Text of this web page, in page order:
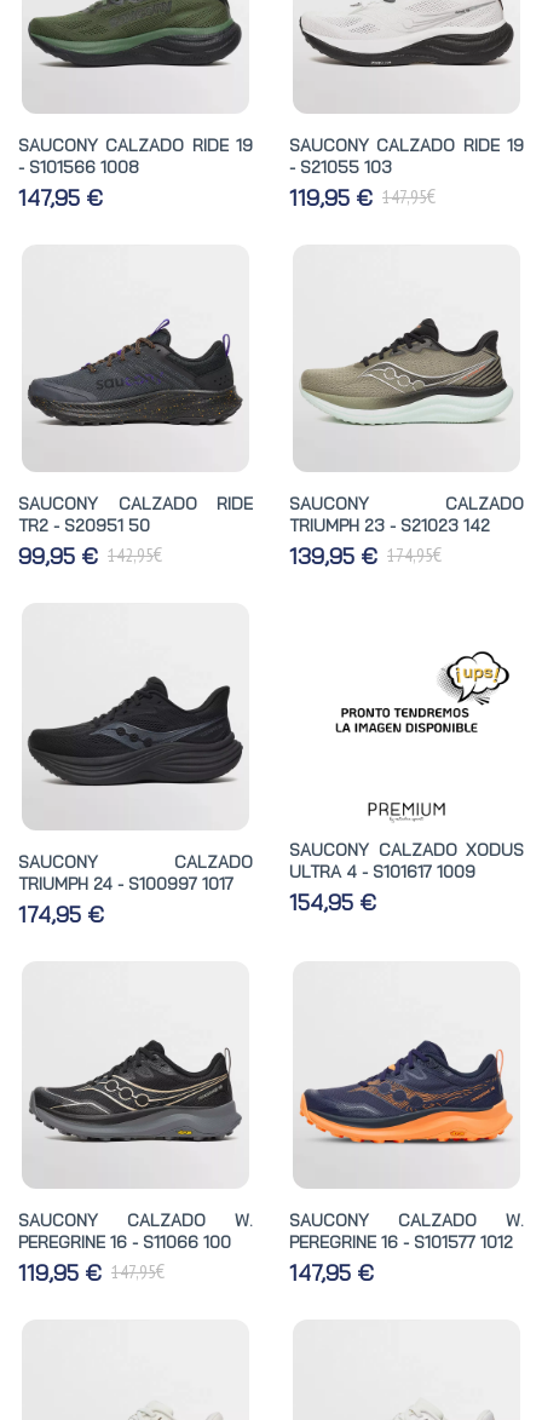
SAUCONY CALZADO RIDE 19
- S101566 1008
147,95 €
SAUCONY CALZADO RIDE 19
- S21055 103
119,95 € 147,95€
SAUCONY CALZADO RIDE
TR2 - S20951 50
99,95 € 142,95€
SAUCONY CALZADO
TRIUMPH 23 - S21023 142
139,95 € 174,95€
SAUCONY CALZADO
TRIUMPH 24 - S100997 1017
174,95 €
SAUCONY CALZADO XODUS
ULTRA 4 - S101617 1009
154,95 €
SAUCONY CALZADO W.
PEREGRINE 16 - S11066 100
119,95 € 147,95€
SAUCONY CALZADO W.
PEREGRINE 16 - S101577 1012
147,95 €